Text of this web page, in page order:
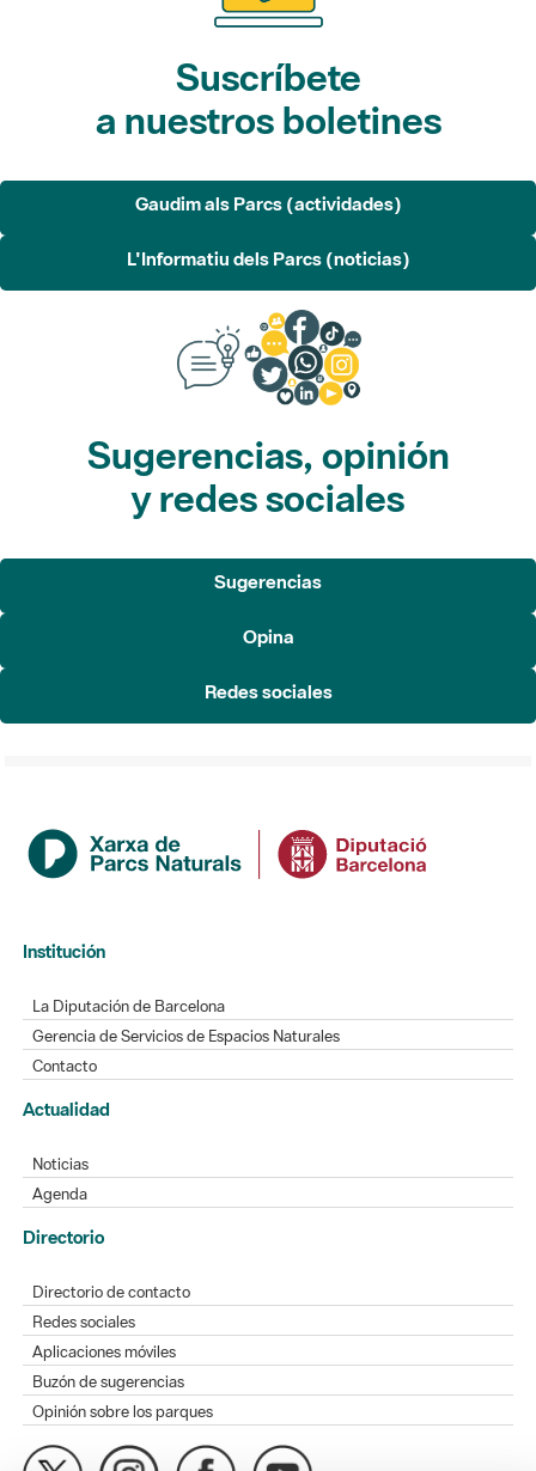
Suscríbete
a nuestros boletines
Gaudim als Parcs (actividades)
L'Informatiu dels Parcs (noticias)
Sugerencias, opinión
y redes sociales
Sugerencias
Opina
Redes sociales
Institución
La Diputación de Barcelona
Gerencia de Servicios de Espacios Naturales
Contacto
Actualidad
Noticias
Agenda
Directorio
Directorio de contacto
Redes sociales
Aplicaciones móviles
Buzón de sugerencias
Opinión sobre los parques